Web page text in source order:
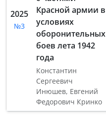
2025
№3
Красной армии в
условиях
оборонительных
боев лета 1942
года
Константин
Сергеевич
Инюшев, Евгений
Федорович Кринко